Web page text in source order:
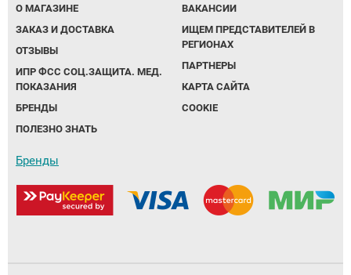
О МАГАЗИНЕ
ЗАКАЗ И ДОСТАВКА
ОТЗЫВЫ
ИПР ФСС СОЦ.ЗАЩИТА. МЕД.
ПОКАЗАНИЯ
БРЕНДЫ
ПОЛЕЗНО ЗНАТЬ
ВАКАНСИИ
ИЩЕМ ПРЕДСТАВИТЕЛЕЙ В
РЕГИОНАХ
ПАРТНЕРЫ
КАРТА САЙТА
COOKIE
Бренды